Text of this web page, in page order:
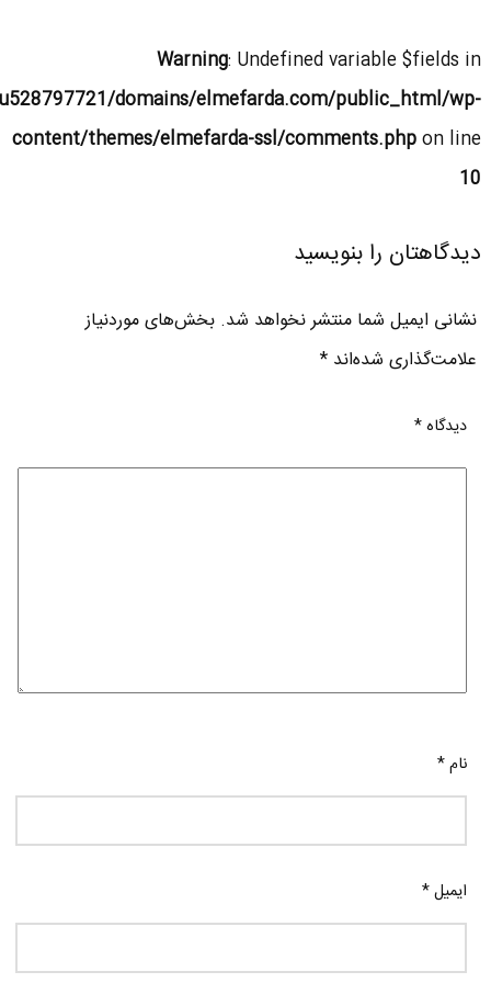
Warning: Undefined variable $fields in
domains/elmefarda.com/public_html/wp-
content/themes/elmefarda-ssl/comments.phpon line
10
دیدگاهتان را بنویسید
نشانی ایمیل شما منتشر نخواهد شد. بخش‌های موردنیاز
علامت‌گذاری شده‌اند*
دیدگاه*
نام*
ایمیل*